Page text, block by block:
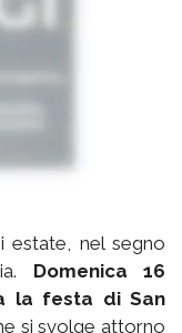
estate, nel segno
Domenica 16
la festa di San
si svolge attorno